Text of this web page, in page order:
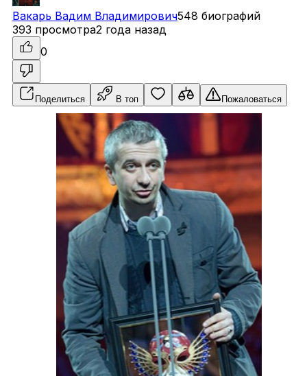
Вакарь Вадим Владимирович548 биографий
393 просмотра2 года назад
0
Поделиться В топ Пожаловаться